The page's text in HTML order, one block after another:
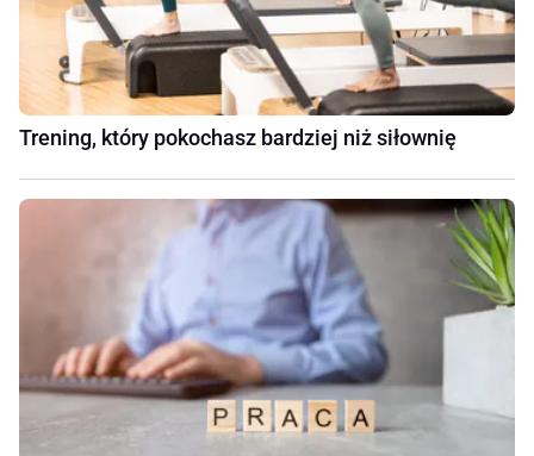
Trening, który pokochasz bardziej niż siłownię